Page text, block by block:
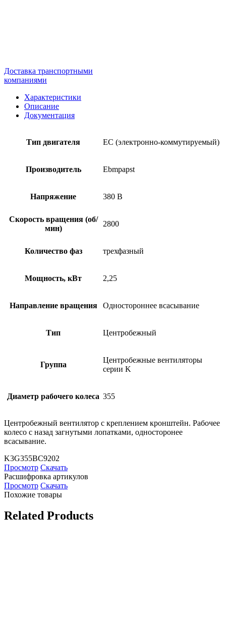
Доставка транспортными
компаниями
Характеристики
Описание
Документация
Тип двигателя EC (электронно-коммутируемый)
Производитель Ebmpapst
Напряжение 380 В
Скорость вращения (об/
мин)
2800
Количество фаз трехфазный
Мощность, кВт 2,25
Направление вращения Одностороннее всасывание
Тип Центробежный
Группа
Центробежные вентиляторы
серии K
Диаметр рабочего колеса 355
Центробежный вентилятор с креплением кронштейн. Рабочее
колесо с назад загнутыми лопатками, односторонее
всасывание.
K3G355BC9202
Просмотр Скачать
Расшифровка артикулов
Просмотр Скачать
Похожие товары
Related Products